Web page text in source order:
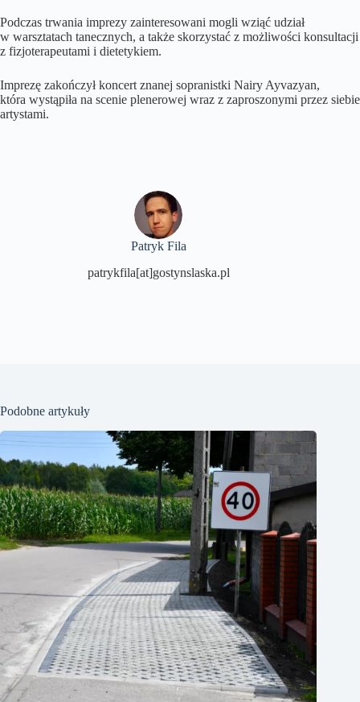
Podczas trwania imprezy zainteresowani mogli wziąć udział
w warsztatach tanecznych, a także skorzystać z możliwości konsultacji
z fizjoterapeutami i dietetykiem.
Imprezę zakończył koncert znanej sopranistki Nairy Ayvazyan,
która wystąpiła na scenie plenerowej wraz z zaproszonymi przez siebie
artystami.
Patryk Fila
patrykfila[at]gostynslaska.pl
Podobne artykuły